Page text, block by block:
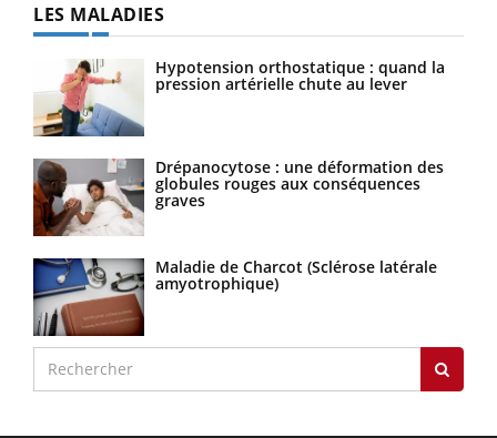
LES MALADIES
Hypotension orthostatique : quand la
pression artérielle chute au lever
Drépanocytose : une déformation des
globules rouges aux conséquences
graves
Maladie de Charcot (Sclérose latérale
amyotrophique)